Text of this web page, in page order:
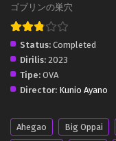
ゴブリンの巣穴
Status: Completed
Dirilis: 2023
Tipe: OVA
Director: Kunio Ayano
Ahegao Big Oppai